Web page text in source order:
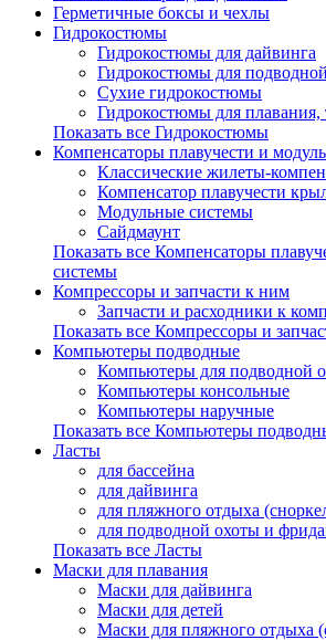
Герметичные боксы и чехлы
Гидрокостюмы
Гидрокостюмы для дайвинга
Гидрокостюмы для
Сухие гидрокостюмы
Гидрокостюмы для плавания,
Показать все Гидрокостюмы
Компенсаторы плавучести и
Классические жилеты-
Компенсатор плавучести
Модульные системы
Сайдмаунт
Показать все Компенсаторы
системы
Компрессоры и запчасти к ним
Запчасти и расходники к
Показать все Компрессоры и
Компьютеры подводные
Компьютеры для подводной
Компьютеры консольные
Компьютеры наручные
Показать все Компьютеры
Ласты
для бассейна
для дайвинга
для пляжного отдыха
для подводной охоты и
Показать все Ласты
Маски для плавания
Маски для дайвинга
Маски для детей
Маски для пляжного отдыха